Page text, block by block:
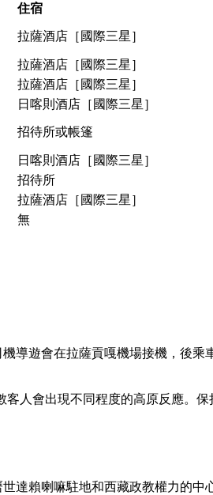
住宿
拉薩酒店［國際三星］
拉薩酒店［國際三星］
拉薩酒店［國際三星］
日喀則酒店［國際三星］
招待所或帳篷
日喀則酒店［國際三星］
招待所
拉薩酒店［國際三星］
無
導遊會在拉薩貢嘎機場接機，後
人會出現不同程度的高原反應。
賴喇嘛駐地和西藏政教權力的